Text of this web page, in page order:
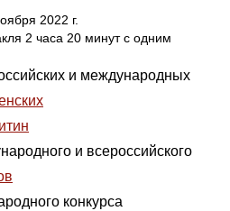
2022 г.
2 часа 20 минут с одним
и международных
и всероссийского
конкурса